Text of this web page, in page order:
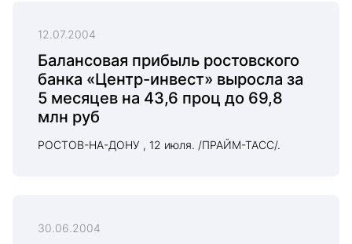
12.07.2004
Балансовая прибыль ростовского
банка «Центр-инвест» выросла за
5 месяцев на 43,6 проц до 69,8
млн руб
РОСТОВ-НА-ДОНУ , 12 июля. /ПРАЙМ-ТАСС/.
30.06.2004